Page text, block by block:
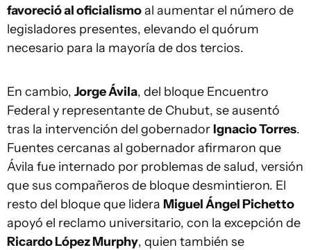
favoreció al oficialismoal aumentar el número de
legisladores presentes, elevando el quórum
necesario para la mayoría de dos tercios.
En cambio, Jorge Ávila, del bloque Encuentro
Federal y representante de Chubut, se ausentó
tras la intervención del gobernador Ignacio Torres.
Fuentes cercanas al gobernador afirmaron que
Ávila fue internado por problemas de salud, versión
que sus compañeros de bloque desmintieron. El
resto del bloque que lidera Miguel Ángel Pichetto
apoyó el reclamo universitario, con la excepción de
Ricardo López Murphy, quien también se